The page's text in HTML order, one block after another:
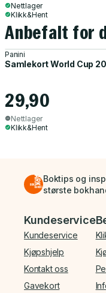
Nettlager
Klikk&Hent
Anbefalt for
Panini
Samlekort World Cup
29,90
Nettlager
Klikk&Hent
Boktips og
største
Bunnmeny
Kundeservice
Kundeservice
Kjøpshjelp
Kontakt oss
Gavekort